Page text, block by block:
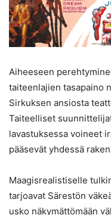
Aiheeseen
taiteenlajien tasapaino
Sirkuksen ansiosta
Taiteelliset
lavastuksessa voineet
pääsevät yhdessä
Maagisrealistiselle
tarjoavat Särestön
usko näkymättömään